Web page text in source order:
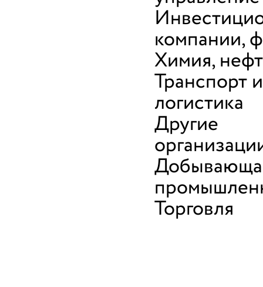
компании,
Химия,
Транспорт и
логистика
Другие
Торговля